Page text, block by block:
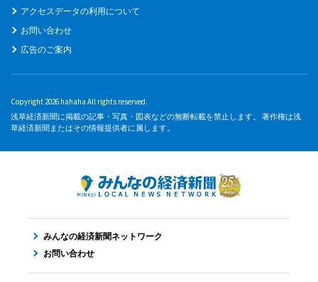
アクセスデータの利用について
お問い合わせ
広告のご案内
Copyright 2026 hahaha All rights reserved.
浅草経済新聞に掲載の記事・写真・図表などの無断転載を禁止します。 著作権は浅
草経済新聞またはその情報提供者に属します。
みんなの経済新聞ネットワーク
お問い合わせ